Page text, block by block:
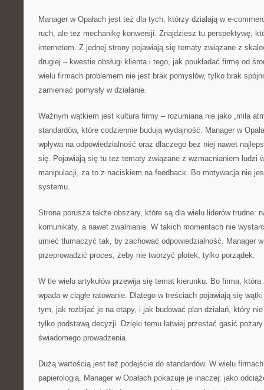
Manager w Opałach jest też dla tych, którzy działają w e-
ruch, ale też mechanikę konwersji. Znajdziesz tu perspektywę,
internetem. Z jednej strony pojawiają się tematy związane z
drugiej – kwestie obsługi klienta i tego, jak poukładać firmę od
wielu firmach problemem nie jest brak pomysłów, tylko brak
zamieniać pomysły w działanie.
Ważnym wątkiem jest kultura firmy – rozumiana nie jako „miła
standardów, które codziennie budują wydajność. Manager w
wpływa na odpowiedzialność oraz dlaczego bez niej nawet
się. Pojawiają się tu też tematy związane z wzmacnianiem ludzi
manipulacji, za to z naciskiem na feedback. Bo motywacja nie
systemu.
Strona porusza także obszary, które są dla wielu liderów trudne:
komunikaty, a nawet zwalnianie. W takich momentach nie
umieć tłumaczyć tak, by zachować odpowiedzialność. Manager
przeprowadzić proces, żeby nie tworzyć plotek, tylko porządek.
W tle wielu artykułów przewija się temat kierunku. Bo firma,
wpada w ciągłe ratowanie. Dlatego w treściach pojawiają się
tym, jak rozbijać je na etapy, i jak budować plan działań, który
tylko podstawą decyzji. Dzięki temu łatwiej przestać gasić
świadomego prowadzenia.
Dużą wartością jest też podejście do standardów. W wielu
papierologią. Manager w Opałach pokazuje je inaczej: jako